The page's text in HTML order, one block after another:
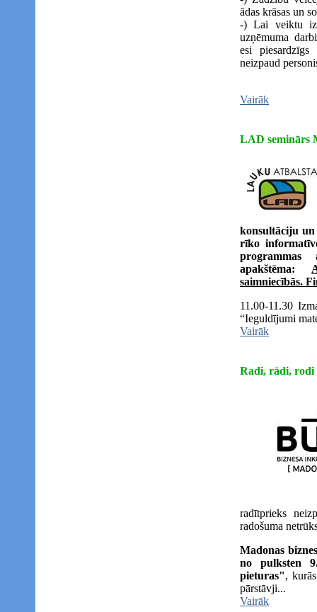
ādas krāsas un
-) Lai veiktu
uzņēmuma
esi
neizpaud
Vairāk
LAD seminārs
konsultāciju un
rīko
programmas
apakštēma:
saimniecībās.
11.00-11.30
“Ieguldījumi
Vairāk
Radi, rādi, rodi
radītprieks
radošuma
Madonas
no pulksten
pieturas",
pārstāvji...
Vairāk